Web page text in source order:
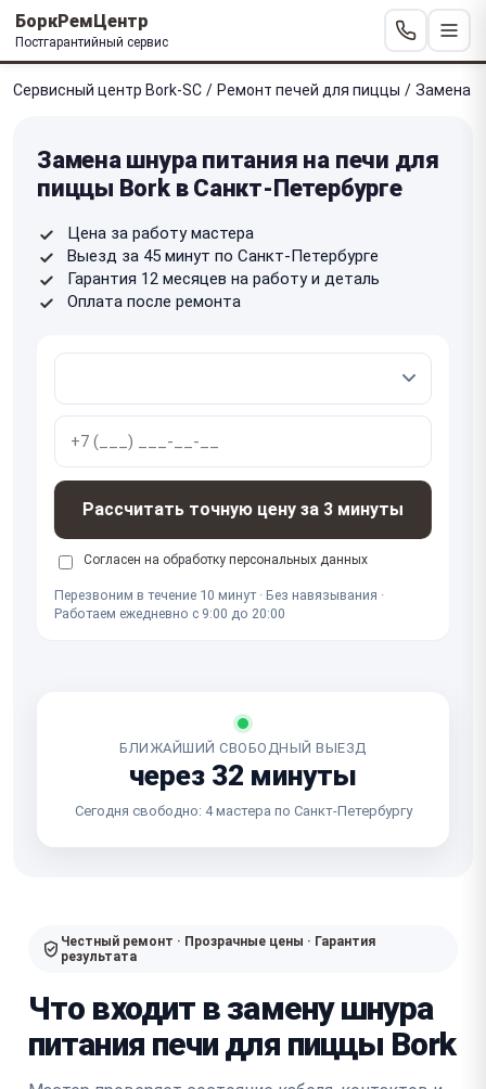
БоркРемЦентр
Постгарантийный сервис
Сервисный центр Bork-SC / Ремонт печей для пиццы / Замена
Замена шнура питания на печи для
пиццы Bork в Санкт-Петербурге
Цена за работу мастера
Выезд за 45 минут по Санкт-Петербурге
Гарантия 12 месяцев на работу и деталь
Оплата после ремонта
Рассчитать точную цену за 3 минуты
Согласен на обработку персональных данных
Перезвоним в течение 10 минут · Без навязывания ·
Работаем ежедневно с 9:00 до 20:00
БЛИЖАЙШИЙ СВОБОДНЫЙ ВЫЕЗД
через 32 минуты
Сегодня свободно: 4 мастера по Санкт-Петербургу
Честный ремонт · Прозрачные цены · Гарантия
результата
Что входит в замену шнура
питания печи для пиццы Bork